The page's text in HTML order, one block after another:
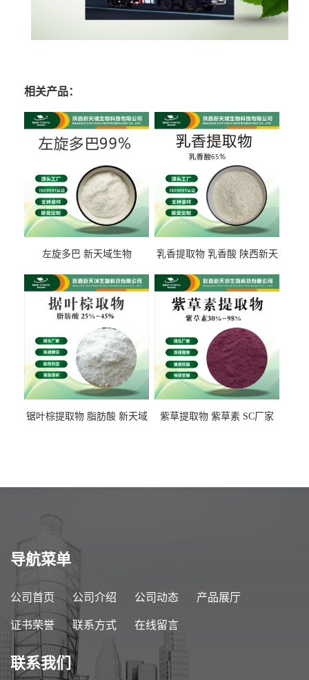
相关产品：
左旋多巴 新天域生物
乳香提取物 乳香酸 陕西新天
锯叶棕提取物 脂肪酸 新天域
紫草提取物 紫草素 SC厂家
导航菜单
公司首页 公司介绍 公司动态 产品展厅
证书荣誉 联系方式 在线留言
联系我们